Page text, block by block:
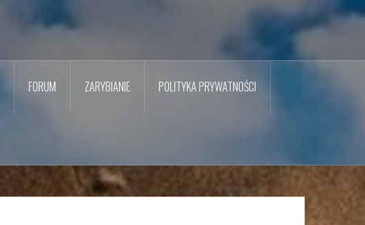
FORUM ZARYBIANIE POLITYKA PRYWATNOŚCI